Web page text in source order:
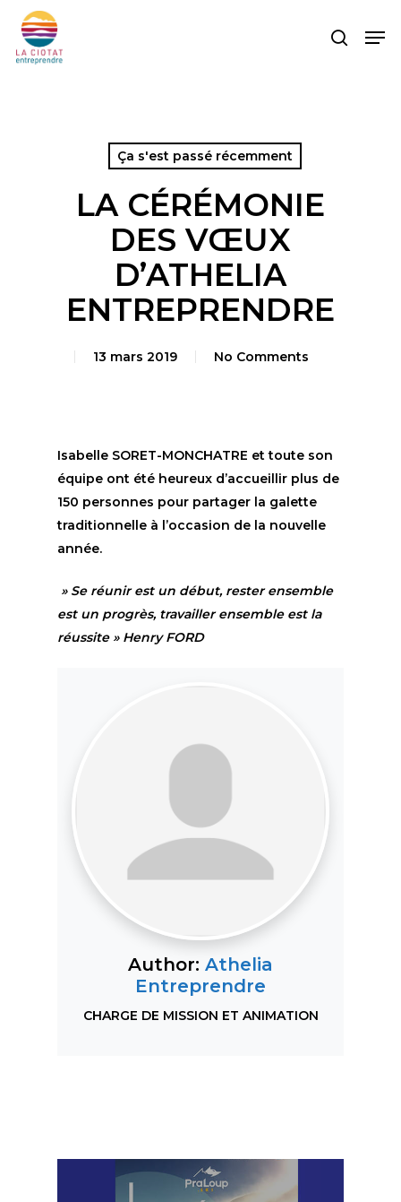
main
search
Ça s'est passé récemment
LA CÉRÉMONIE
DES VŒUX
D’ATHELIA
ENTREPRENDRE
13 mars 2019 No Comments
Isabelle SORET-MONCHATRE et toute son
équipe ont été heureux d’accueillir plus de
150 personnes pour partager la galette
traditionnelle à l’occasion de la nouvelle
année.
» Se réunir est un début, rester ensemble
est un progrès, travailler ensemble est la
réussite » Henry FORD
Author: Athelia
Entreprendre
CHARGE DE MISSION ET ANIMATION